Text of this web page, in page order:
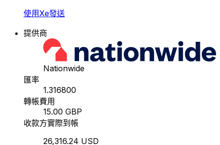
使用Xe發送
提供商
Nationwide
匯率
1.316800
轉帳費用
15.00 GBP
收款方實際到帳
26,316.24 USD